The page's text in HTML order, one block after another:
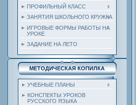
ПРОФИЛЬНЫЙ КЛАСС
ЗАНЯТИЯ ШКОЛЬНОГО КРУЖКА
ИГРОВЫЕ ФОРМЫ РАБОТЫ НА
УРОКЕ
ЗАДАНИЕ НА ЛЕТО
МЕТОДИЧЕСКАЯ КОПИЛКА
УЧЕБНЫЕ ПЛАНЫ
КОНСПЕКТЫ УРОКОВ
РУССКОГО ЯЗЫКА